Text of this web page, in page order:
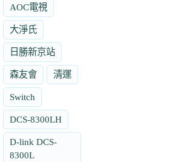
AOC電視
大淨氏
日勝新京站
森友會 清運
Switch
DCS-8300LH
D-link DCS-
8300L